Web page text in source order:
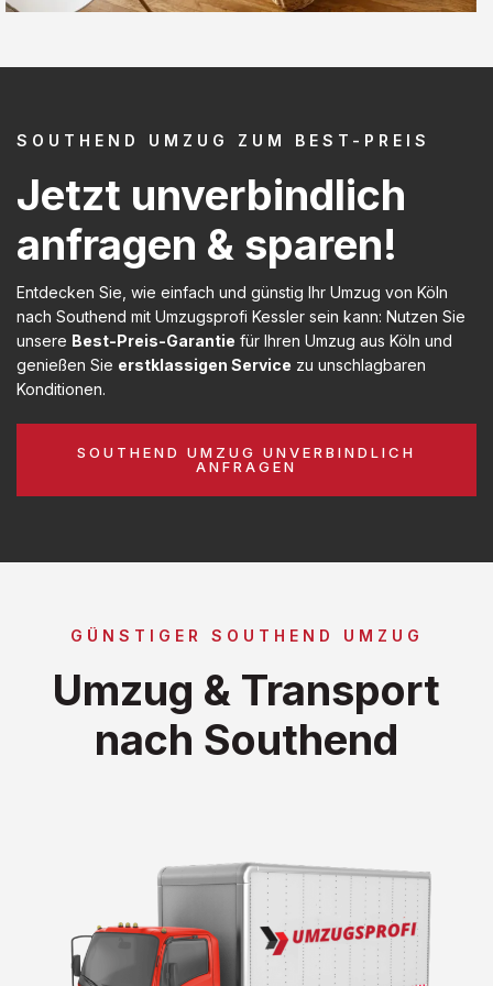
SOUTHEND UMZUG ZUM BEST-PREIS
Jetzt unverbindlich
anfragen & sparen!
Entdecken Sie, wie einfach und günstig Ihr Umzug von Köln
nach Southend mit Umzugsprofi Kessler sein kann: Nutzen Sie
unsere Best-Preis-Garantie für Ihren Umzug aus Köln und
genießen Sie erstklassigen Service zu unschlagbaren
Konditionen.
SOUTHEND UMZUG UNVERBINDLICH
ANFRAGEN
GÜNSTIGER SOUTHEND UMZUG
Umzug & Transport
nach Southend